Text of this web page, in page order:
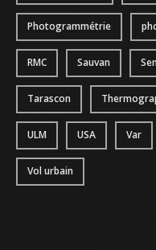
Photogrammétrie
RMC Sauvan
Tarascon
ULM USA Var
Vol urbain